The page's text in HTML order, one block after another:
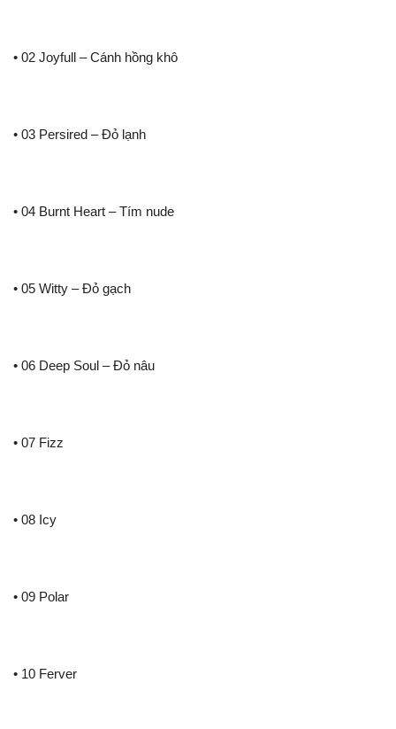
• 02 Joyfull – Cánh hồng khô
• 03 Persired – Đỏ lạnh
• 04 Burnt Heart – Tím nude
• 05 Witty – Đỏ gạch
• 06 Deep Soul – Đỏ nâu
• 07 Fizz
• 08 Icy
• 09 Polar
• 10 Ferver